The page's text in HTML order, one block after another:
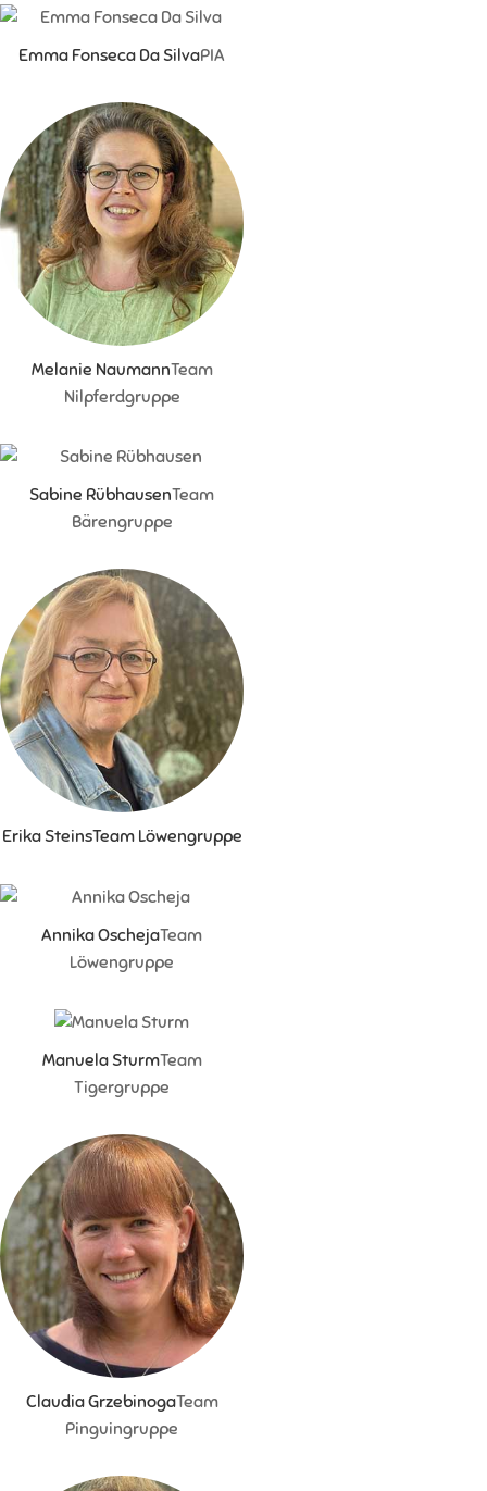
Emma Fonseca Da SilvaPIA
Melanie NaumannTeam
Nilpferdgruppe
Sabine RübhausenTeam
Bärengruppe
Erika SteinsTeam Löwengruppe
Annika OschejaTeam
Löwengruppe
Manuela SturmTeam
Tigergruppe
Claudia GrzebinogaTeam
Pinguingruppe